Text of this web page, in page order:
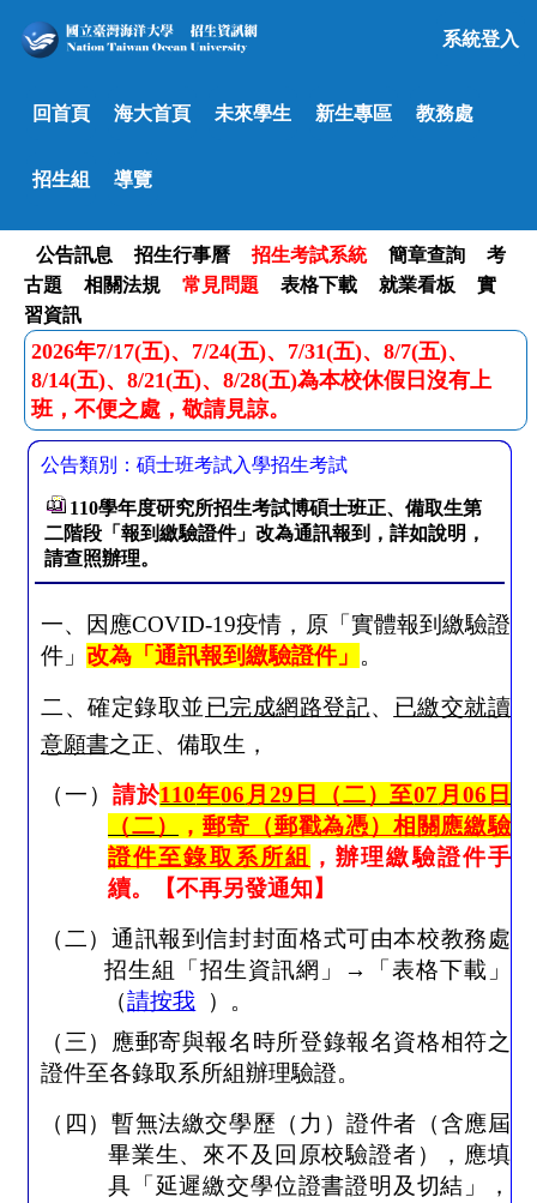
回首頁 海大首頁 未來學生 新生專區 教務處
招生組 導覽
系統登入
公告訊息 招生行事曆 招生考試系統 簡章查詢
考
古題
相關法規 常見問題 表格下載 就業看板
實
習資訊
2026年7/17(五)、7/24(五)、7/31(五)、8/7(五)、
8/14(五)、8/21(五)、8/28(五)為本校休假日沒有上
班，不便之處，敬請見諒。
公告類別：碩士班考試入學招生考試
110學年度研究所招生考試博碩士班正、備取生第
二階段「報到繳驗證件」改為通訊報到，詳如說明，
請查照辦理。
一、因應COVID-19疫情，原「實體報到繳驗證
件」改為「通訊報到繳驗證件」 。
二、確定錄取並已完成網路登記、 已繳交就讀
意願書之正、備取生，
（一） 請於110年06 月29 日（二）至07 月06 日
（二）
，郵寄（郵戳為憑）相關應繳驗
證件至錄取系所組
，辦理繳驗證件手
續。【不再另發通知】
（二）通訊報到信封封面格式可由本校教務處
招生組「招生資訊網」
→
「表格下載」
（請按我
）。
（三）應郵寄與報名時所登錄報名資格相符之
證件至各錄取系所組辦理驗證。
（四）暫無法繳交學歷（力）證件者（含應屆
畢業生、來不及回原校驗證者），應填
具「延遲繳交學位證書證明及切結」，